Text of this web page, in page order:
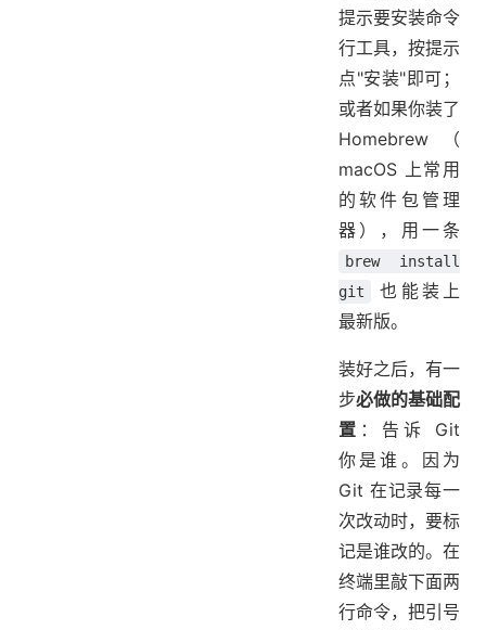
提示要安装命令
行工具，按提示
点"安装"即可；
或者如果你装了
Homebrew（
macOS 上常用
的软件包管理
器），用一条
brew install
git
也能装上
最新版。
装好之后，有一
步必做的基础配
置 ：告诉 Git
你是谁。因为
Git 在记录每一
次改动时，要标
记是谁改的。在
终端里敲下面两
行命令，把引号